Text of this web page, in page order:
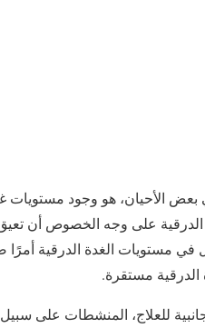
الأحيان، هو وجود مستويات
الدرقية على وجه الخصوص أن
مستويات الغدة الدرقية أمرًا
الدرقية مستقرة.
للعلاج، المنشطات على